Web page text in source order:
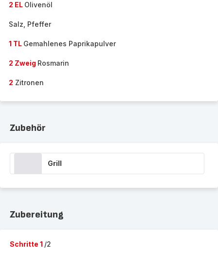
2 EL Olivenöl
Salz, Pfeffer
1 TL Gemahlenes Paprikapulver
2 Zweig Rosmarin
2 Zitronen
Zubehör
Grill
Zubereitung
Schritte 1 /2